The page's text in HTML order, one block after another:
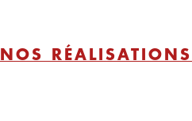
NOS RÉALISATIONS